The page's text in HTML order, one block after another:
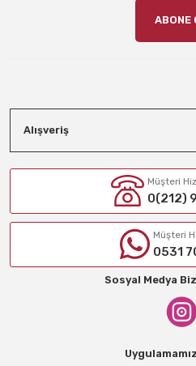
ABONE
Alışveriş
Müşteri
0(212)
Müşteri
0531
Sosyal Medya